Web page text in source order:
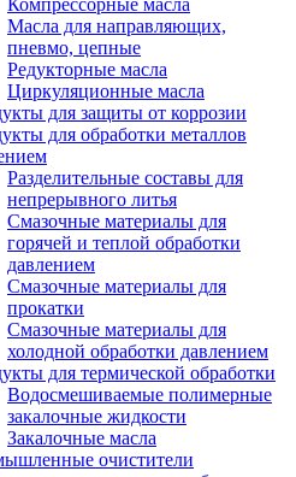
Компрессорные масла
Масла для направляющих,
пневмо, цепные
Редукторные масла
Циркуляционные масла
для защиты от коррозии
для обработки металлов
Разделительные составы для
непрерывного литья
Смазочные материалы для
горячей и теплой обработки
давлением
Смазочные материалы для
прокатки
Смазочные материалы для
холодной обработки давлением
для термической обработки
Водосмешиваемые полимерные
закалочные жидкости
Закалочные масла
очистители